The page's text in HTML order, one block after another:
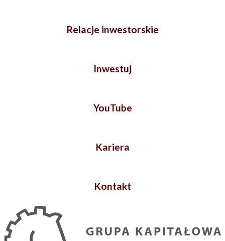
Relacje inwestorskie
Inwestuj
YouTube
Kariera
Kontakt